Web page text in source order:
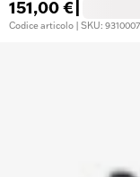
151,00 €
Codice articolo | SKU: